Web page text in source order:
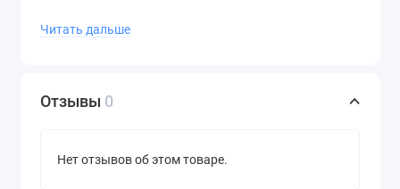
увеличивает их, но и ухаживает за ними и
Имеет комфортный увлажняющий финиш, не
длительное сияние без липкости и какого-либо
Читать дальше
Отзывы 0
Нет отзывов об этом товаре.